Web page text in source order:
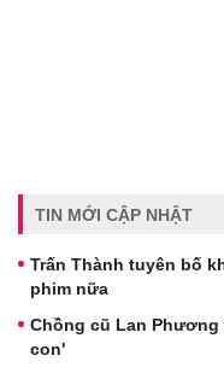
TIN MỚI CẬP NHẬT
Trấn Thành tuyên bố
phim nữa
Chồng cũ Lan
con'